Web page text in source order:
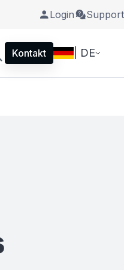
Login Support
Kontakt | DE